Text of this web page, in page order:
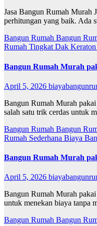
Jasa Bangun Rumah Murah
perhitungan yang baik. Ada
Bangun Rumah Bangun
Rumah TingkatDak Keraton
Bangun Rumah Murah
April 5, 2026
Bangun Rumah Murah
salah satu trik cerdas untuk
Bangun Rumah Bangun
Rumah Sederhana Biaya
Bangun Rumah Murah
April 5, 2026
Bangun Rumah Murah
untuk menekan biaya tanpa
Bangun Rumah Bangun